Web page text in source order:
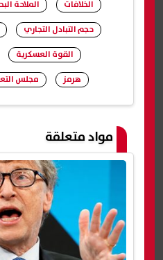
الخلافات
الملاحة
حجم التبادل التجاري
القوة العسكرية
هرمز
مجلس
مواد متعلقة